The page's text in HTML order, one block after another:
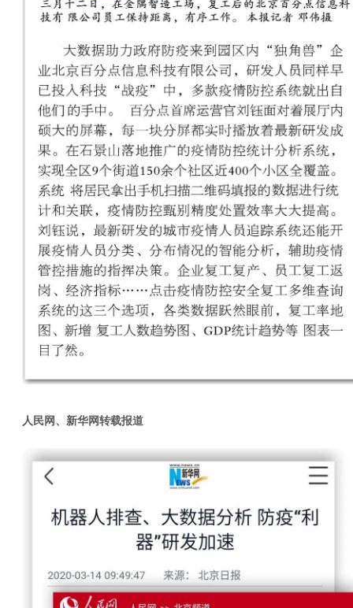
人民网、新华网转载报道